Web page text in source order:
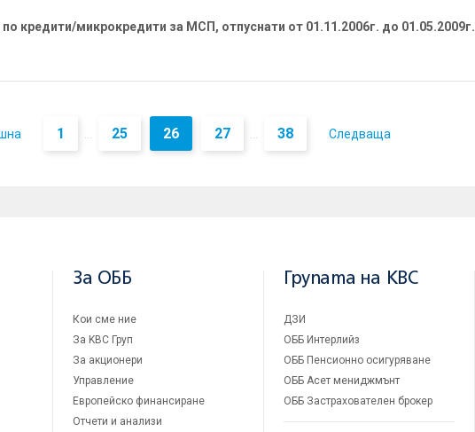
кредити/микрокредити за МСП, отпуснати от 01.11.2006г. до 01.05.2009г.
1 ... 25 26 27 ... 38 Следваща
За ОББ
Кои сме ние
За KBC Груп
За акционери
Управление
Европейско финансиране
Отчети и анализи
Групата на KBC
ДЗИ
ОББ Интерлийз
ОББ Пенсионно осигуряване
ОББ Асет мениджмънт
ОББ Застрахователен брокер